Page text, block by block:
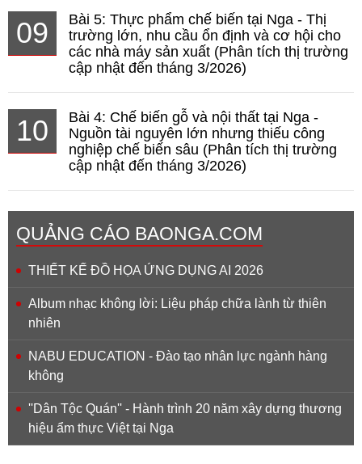
09
Bài 5: Thực phẩm chế biến tại Nga - Thị
trường lớn, nhu cầu ổn định và cơ hội cho
các nhà máy sản xuất (Phân tích thị trường
cập nhật đến tháng 3/2026)
10
Bài 4: Chế biến gỗ và nội thất tại Nga -
Nguồn tài nguyên lớn nhưng thiếu công
nghiệp chế biến sâu (Phân tích thị trường
cập nhật đến tháng 3/2026)
QUẢNG CÁO BAONGA.COM
THIẾT KẾ ĐỒ HỌA ỨNG DỤNG AI 2026
Album nhạc không lời: Liệu pháp chữa lành từ thiên
nhiên
NABU EDUCATION - Đào tạo nhân lực ngành hàng
không
''Dân Tộc Quán'' - Hành trình 20 năm xây dựng thương
hiệu ẩm thực Việt tại Nga